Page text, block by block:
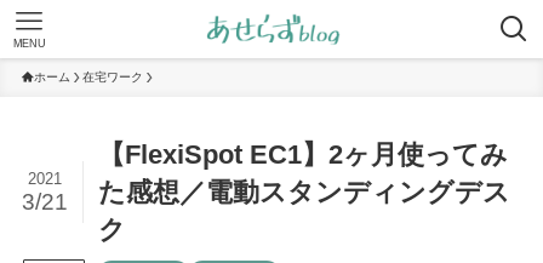
MENU
ホーム 在宅ワーク
【FlexiSpot EC1】2ヶ月使ってみ
た感想／電動スタンディングデス
ク
2021
3/21